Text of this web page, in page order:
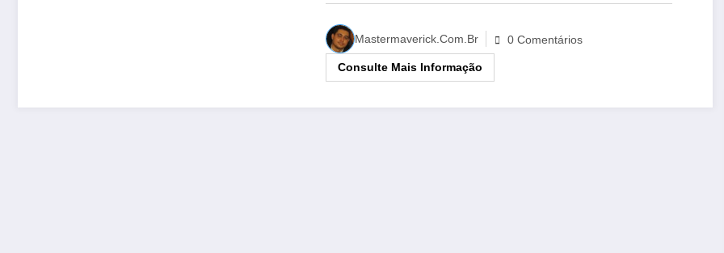
Mastermaverick.com.br 0 Comentários
Consulte Mais Informação